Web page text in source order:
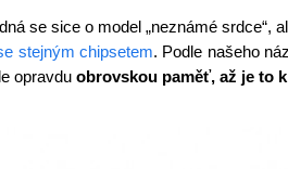
se sice o model „neznámé srdce“,
stejným chipsetem. Podle našeho
opravdu obrovskou paměť, až je to